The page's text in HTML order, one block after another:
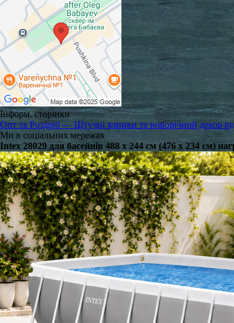
Інформ. сторінки
Опт та Роздріб — Штучні ялинки та новорічний декор
Ми в соціальних мережах
Intex 28029 для басейнів 488 x 244 см (476 x 234 см)